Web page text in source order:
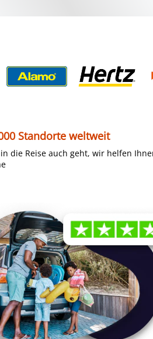
Standorte weltweit
die Reise auch geht, wir helfen